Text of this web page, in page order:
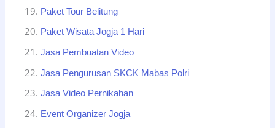
Paket Tour Belitung
Paket Wisata Jogja 1 Hari
Jasa Pembuatan Video
Jasa Pengurusan SKCK Mabas Polri
Jasa Video Pernikahan
Event Organizer Jogja